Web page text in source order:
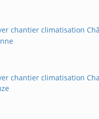
chantier climatisation
chantier climatisation